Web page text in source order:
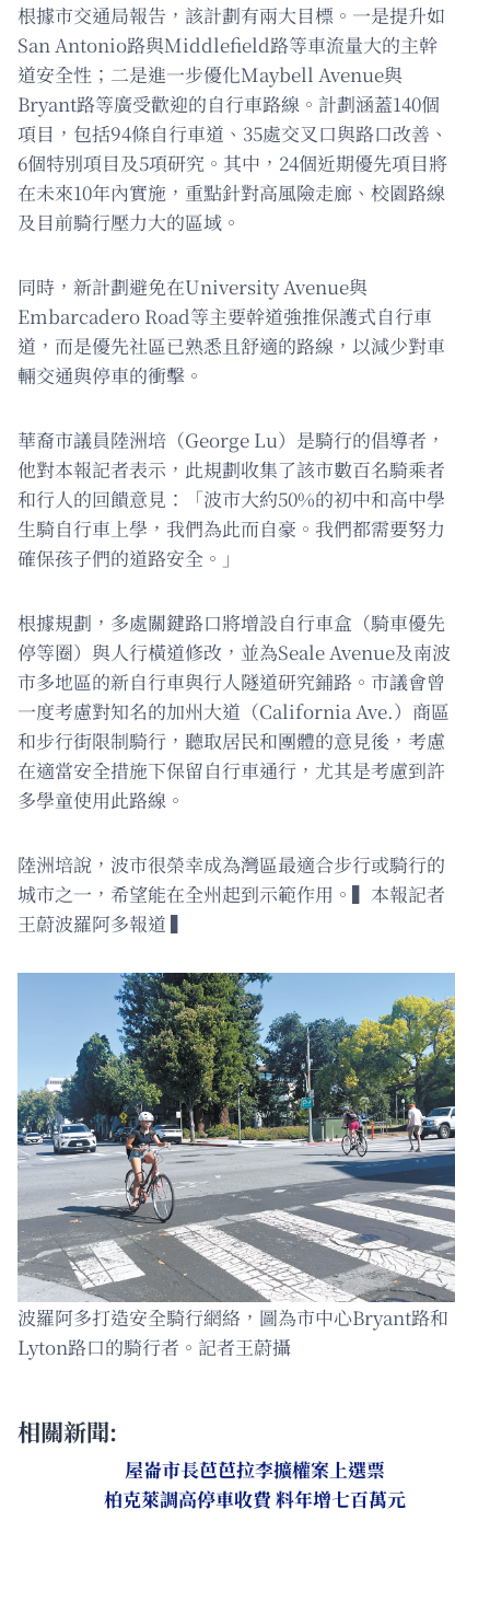
根據市交通局報告，該計劃有兩大目標。一是提升如
San Antonio路與Middlefield路等車流量大的主幹
道安全性；二是進一步優化Maybell Avenue與
Bryant路等廣受歡迎的自行車路線。計劃涵蓋140個
項目，包括94條自行車道、35處交叉口與路口改善、
6個特別項目及5項研究。其中，24個近期優先項目將
在未來10年內實施，重點針對高風險走廊、校園路線
及目前騎行壓力大的區域。
同時，新計劃避免在University Avenue與
Embarcadero Road等主要幹道強推保護式自行車
道，而是優先社區已熟悉且舒適的路線，以減少對車
輛交通與停車的衝擊。
華裔市議員陸洲培（George Lu）是騎行的倡導者，
他對本報記者表示，此規劃收集了該市數百名騎乘者
和行人的回饋意見：「波市大約50%的初中和高中學
生騎自行車上學，我們為此而自豪。我們都需要努力
確保孩子們的道路安全。」
根據規劃，多處關鍵路口將增設自行車盒（騎車優先
停等圈）與人行橫道修改，並為Seale Avenue及南波
市多地區的新自行車與行人隧道研究鋪路。市議會曾
一度考慮對知名的加州大道（California Ave.）商區
和步行街限制騎行，聽取居民和團體的意見後，考慮
在適當安全措施下保留自行車通行，尤其是考慮到許
多學童使用此路線。
陸洲培說，波市很榮幸成為灣區最適合步行或騎行的
城市之一，希望能在全州起到示範作用。▍本報記者
王蔚波羅阿多報道 ▍
波羅阿多打造安全騎行網絡，圖為市中心Bryant路和
Lyton路口的騎行者。記者王蔚攝
相關新聞:
屋崙市長芭芭拉李擴權案上選票
柏克萊調高停車收費 料年增七百萬元